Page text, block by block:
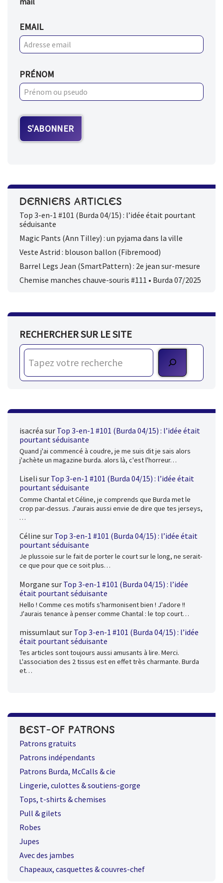
EMAIL
PRÉNOM
DERNIERS ARTICLES
Top 3-en-1 #101 (Burda 04/15) : l’idée était pourtant
séduisante
Magic Pants (Ann Tilley) : un pyjama dans la ville
Veste Astrid : blouson ballon (Fibremood)
Barrel Legs Jean (SmartPattern) : 2e jean sur-mesure
Chemise manches chauve-souris #111 • Burda 07/2025
RECHERCHER SUR LE SITE
isacréa sur Top 3-en-1 #101 (Burda 04/15) : l’idée était
pourtant séduisante
Quand j'ai commencé à coudre, je me suis dit je sais alors
j'achète un magazine burda. alors là, c'est l'horreur…
Liseli sur Top 3-en-1 #101 (Burda 04/15) : l’idée était
pourtant séduisante
Comme Chantal et Céline, je comprends que Burda met le
crop par-dessus. J'aurais aussi envie de dire que tes jerseys,
…
Céline sur Top 3-en-1 #101 (Burda 04/15) : l’idée était
pourtant séduisante
Je plussoie sur le fait de porter le court sur le long, ne serait-
ce que pour que ce soit plus…
Morgane sur Top 3-en-1 #101 (Burda 04/15) : l’idée
était pourtant séduisante
Hello ! Comme ces motifs s'harmonisent bien ! J'adore !!
J'aurais tenance à penser comme Chantal : le top court…
missumlautsur Top 3-en-1 #101 (Burda 04/15) : l’idée
était pourtant séduisante
Tes articles sont toujours aussi amusants à lire. Merci.
L'association des 2 tissus est en effet très charmante. Burda
et…
BEST-OF PATRONS
Patrons gratuits
Patrons indépendants
Patrons Burda, McCalls & cie
Lingerie, culottes & soutiens-gorge
Tops, t-shirts & chemises
Pull & gilets
Robes
Jupes
Avec des jambes
Chapeaux, casquettes & couvres-chef